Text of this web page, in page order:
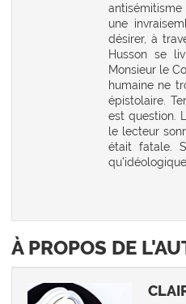
une
désirer, à
Husson se
Monsieur le
humaine ne
épistolaire.
est question.
le lecteur
était fatale.
À PROPOS DE